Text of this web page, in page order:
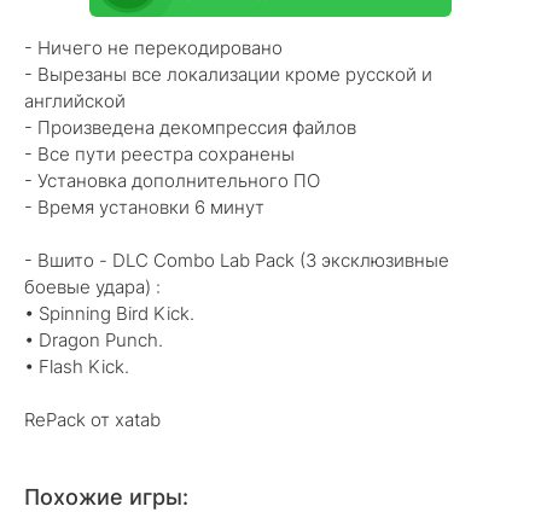
- Ничего не перекодировано
- Вырезаны все локализации кроме русской и
английской
- Произведена декомпрессия файлов
- Все пути реестра сохранены
- Установка дополнительного ПО
- Время установки 6 минут
- Вшито - DLC Combo Lab Pack (3 эксклюзивные
боевые удара) :
• Spinning Bird Kick.
• Dragon Punch.
• Flash Kick.
RePack от xatab
Похожие игры: